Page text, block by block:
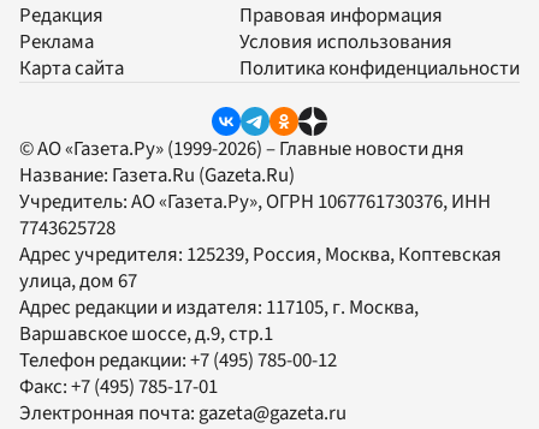
Редакция
Реклама
Карта сайта
Правовая информация
Условия использования
Политика конфиденциальности
© АО «Газета.Ру» (1999-2026) – Главные новости дня
Название: Газета.Ru (Gazeta.Ru)
Учредитель:АО «Газета.Ру», ОГРН 1067761730376, ИНН
7743625728
Адрес учредителя: 125239, Россия, Москва, Коптевская
улица, дом 67
Адрес редакции и издателя: 117105, г. Москва,
Варшавское шоссе, д.9, стр.1
Телефон редакции:+7 (495) 785-00-12
Факс:+7 (495) 785-17-01
Электронная почта: gazeta@gazeta.ru